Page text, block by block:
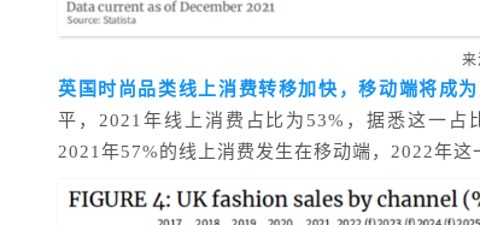
来
英国时尚品类线上消费转移加快，移动端将成
平，2021年线上消费占比为53%，据悉这一占
2021年57%的线上消费发生在移动端，2022年